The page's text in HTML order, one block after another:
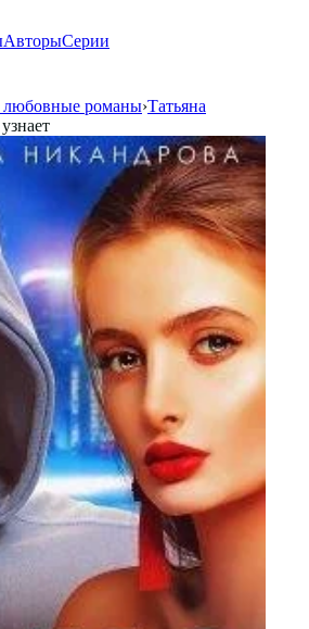
АвторыСерии
романы›Татьяна